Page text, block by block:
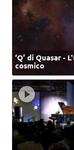
‘Q’ di Quasar
cosmico